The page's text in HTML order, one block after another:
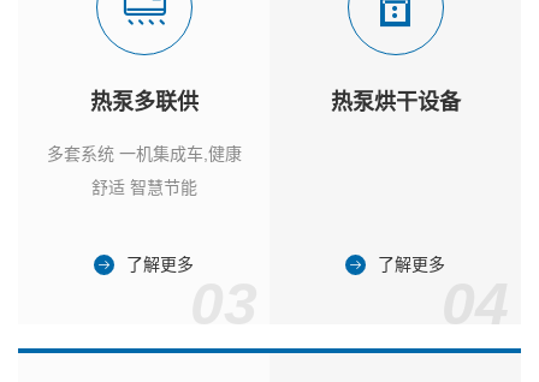
热泵多联供
多套系统 一机集成车,健康
舒适 智慧节能
了解更多
热泵烘干设备
了解更多